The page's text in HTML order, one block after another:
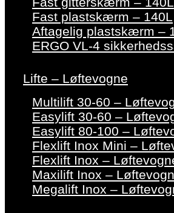
Fast plastskærm – 140L
Aftagelig plastskærm –
ERGO VL-4
Lifte – Løftevogne
Multilift 30-60 –
Easylift 30-60 –
Easylift 80-100 –
Flexlift Inox Mini –
Flexlift Inox –
Maxilift Inox –
Megalift Inox –